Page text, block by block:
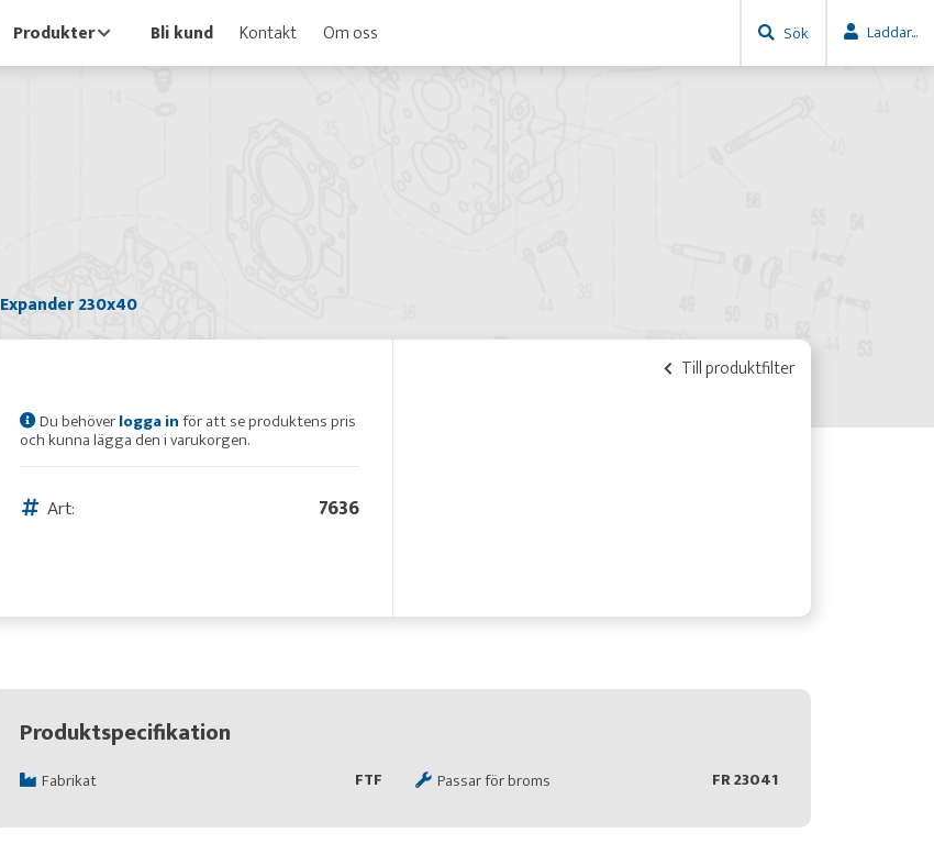
Produkter Bli kund Kontakt Om oss Sök Laddar...
Expander 230x40
Till produktfilter
Du behöverlogga inför att se produktens pris
och kunna lägga den i varukorgen.
Art: 7636
Produktspecifikation
Fabrikat FTF Passar för broms FR 23041